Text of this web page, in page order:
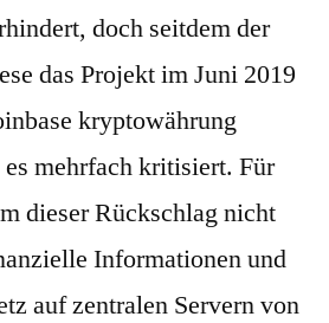
doch seitdem der
das Projekt im Juni 2019
kryptowährung
mehrfach kritisiert. Für
dieser Rückschlag nicht
Informationen und
auf zentralen Servern von